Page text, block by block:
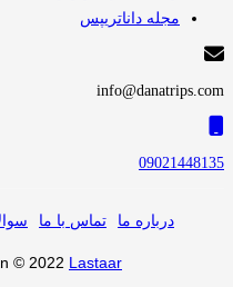
مجله داناتریپس
info@danatrips.com
09021448135
درباره ما تماس با ما
© 2022 Lastaar